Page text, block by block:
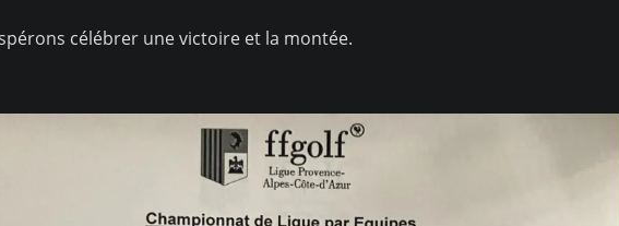
célébrer une victoire et la montée.